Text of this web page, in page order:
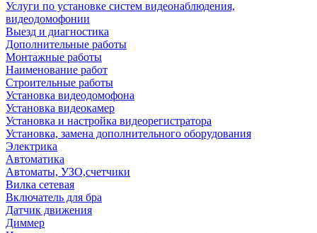
Услуги по установке систем видеонаблюдения,
видеодомофонии
Выезд и диагностика
Дополнительные работы
Монтажные работы
Наименование работ
Строительные работы
Установка видеодомофона
Установка видеокамер
Установка и настройка видеорегистратора
Установка, замена дополнительного оборудования
Электрика
Автоматика
Автоматы, УЗО,счетчики
Вилка сетевая
Включатель для бра
Датчик движения
Диммер